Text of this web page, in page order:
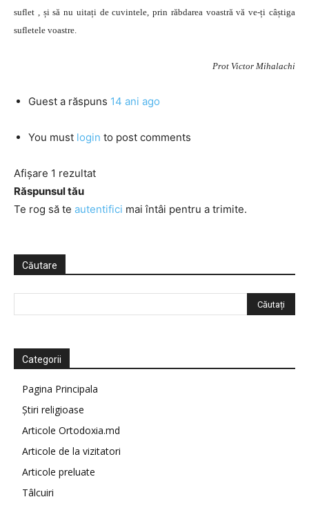
suflet , și să nu uitați de cuvintele, prin răbdarea voastră vă ve-ți câștiga
sufletele voastre.
Prot Victor Mihalachi
Guest a răspuns 14 ani ago
You must login to post comments
Afișare 1 rezultat
Răspunsul tău
Te rog să te autentifici mai întâi pentru a trimite.
Căutare
Categorii
Pagina Principala
Știri religioase
Articole Ortodoxia.md
Articole de la vizitatori
Articole preluate
Tâlcuiri